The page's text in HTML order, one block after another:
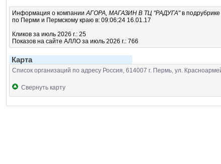
Информация о компанииАГОРА, МАГАЗИН В ТЦ "РАДУГА"в подрубрике
по Перми и Пермскому краю в: 09:06:24 16.01.17
Кликов за июль 2026 г.: 25
Показов на сайте АЛЛО за июль 2026 г.: 766
Карта
Список организаций по адресу Россия, 614007 г. Пермь, ул.
Свернуть карту